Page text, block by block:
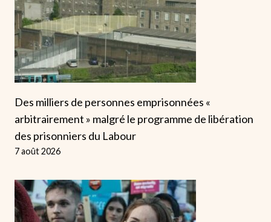
Des milliers de personnes emprisonnées «
arbitrairement » malgré le programme de libération
des prisonniers du Labour
7 août 2026